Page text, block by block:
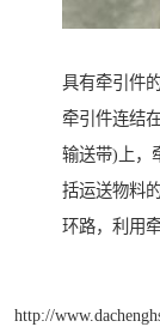
具有牵引件
牵引件连结
输送带)上，
括运送物料
环路，利用
http://